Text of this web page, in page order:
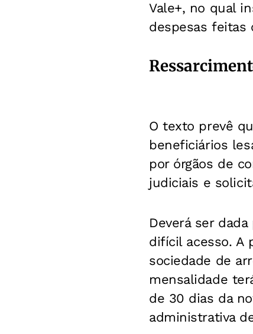
Vale+, no qual
despesas feitas
O texto prevê
beneficiários
por órgãos de
judiciais e
Deverá ser
difícil acesso. A
sociedade de
mensalidade
de 30 dias da
administrativa